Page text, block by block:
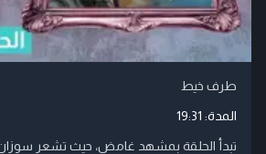
طرف خيط
المدة: 19:31
تبدأ الحلقة بمشهد غامض، حيث تشعر سوزان